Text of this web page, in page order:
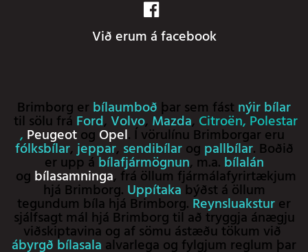
Við erum á facebook
Brimborg er bílaumboð þar sem fást nýir bílar
til sölu frá Ford, Volvo, Mazda, Citroën,Polestar
, Peugeotog Opel. Í vörulínu Brimborgar eru
fólksbílar,jeppar, sendibílarog pallbílar. Boðið
er upp ábílafjármögnun, m.a. bílalán
og bílasamninga, frá öllum fjármálafyrirtækjum
hjá Brimborg. Uppítakabýðst á öllum
tegundum bíla hjá Brimborg. Reynsluaksturer
sjálfsagt mál hjá Brimborg til að tryggja ánægju
viðskiptavina og af sömu ástæðu tökum við
ábyrgð bílasala alvarlega og fylgjum reglum þar